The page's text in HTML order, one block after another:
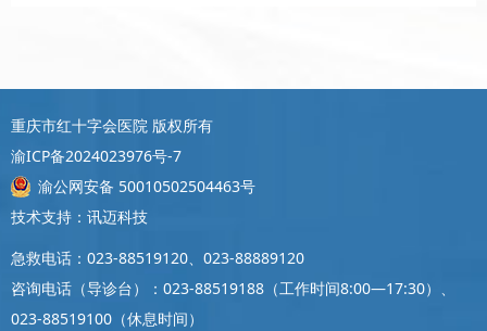
重庆市红十字会医院 版权所有
渝ICP备2024023976号-7
渝公网安备 50010502504463号
技术支持：讯迈科技
急救电话：023-88519120、023-88889120
咨询电话（导诊台）：023-88519188（工作时间8:00—17:30）、
023-88519100（休息时间）